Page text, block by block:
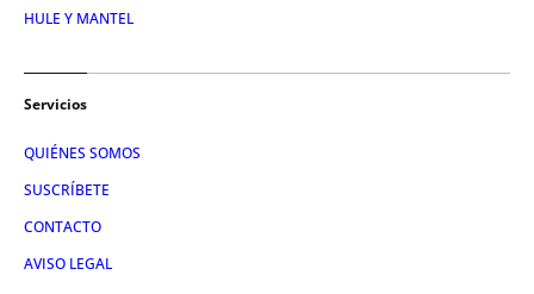
HULE Y MANTEL
Servicios
QUIÉNES SOMOS
SUSCRÍBETE
CONTACTO
AVISO LEGAL